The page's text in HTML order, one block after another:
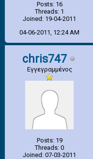
Posts: 16
Threads: 1
Joined: 19-04-2011
04-06-2011, 12:24 AM
chris747
Εγγεγραμμένος
Posts: 19
Threads: 0
Joined: 07-03-2011